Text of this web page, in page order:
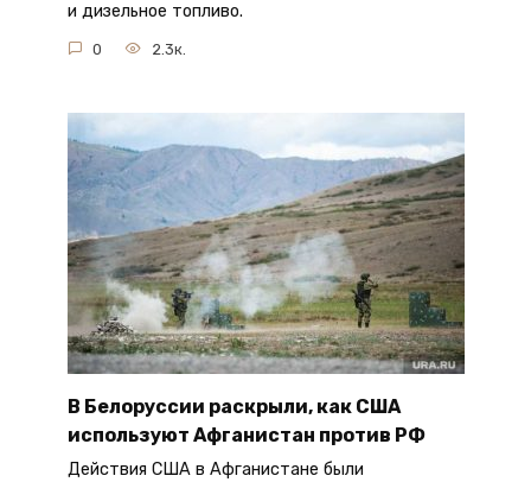
и дизельное топливо.
0 2.3к.
В Белоруссии раскрыли, как США
используют Афганистан против РФ
Действия США в Афганистане были